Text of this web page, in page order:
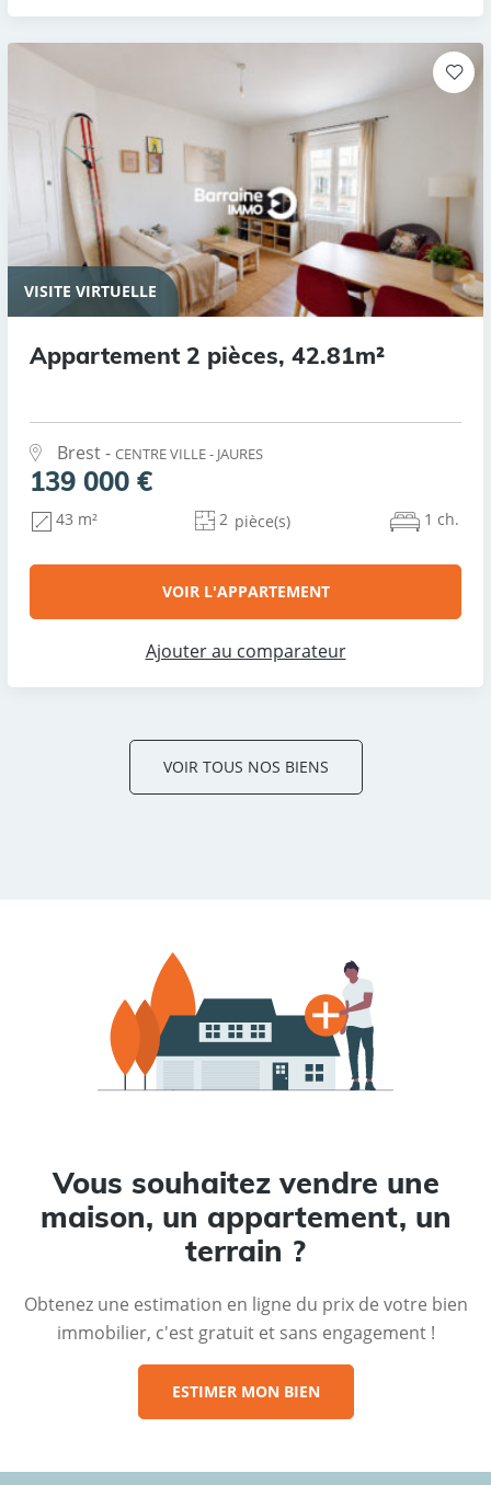
VISITE VIRTUELLE
Appartement 2 pièces, 42.81m²
Brest - CENTRE VILLE - JAURES
139 000 €
43 m² 2 pièce(s) 1 ch.
VOIR L'APPARTEMENT
Ajouter au comparateur
VOIR TOUS NOS BIENS
Vous souhaitez vendre une
maison, un appartement, un
terrain ?
Obtenez une estimation en ligne du prix de votre bien
immobilier, c'est gratuit et sans engagement !
ESTIMER MON BIEN